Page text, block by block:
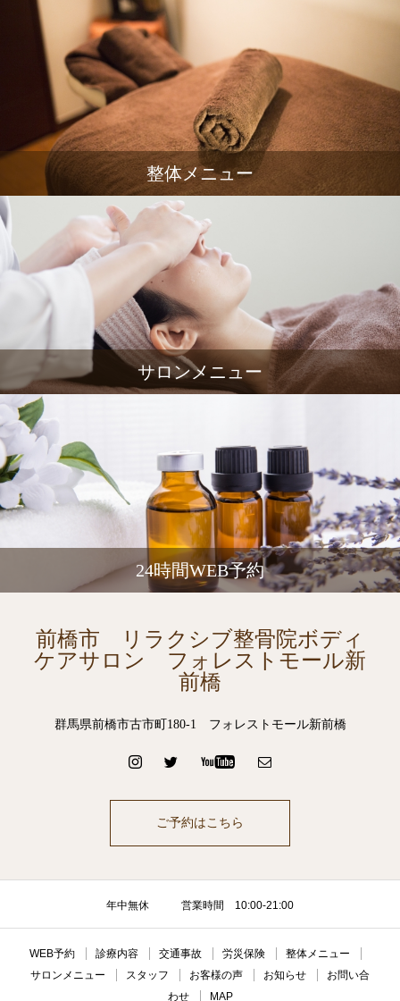
整体メニュー
サロンメニュー
24時間WEB予約
前橋市 リラクシブ整骨院ボディ
ケアサロン フォレストモール新
前橋
群馬県前橋市古市町180-1 フォレストモール新前橋
ご予約はこちら
年中無休 営業時間 10:00-21:00
WEB予約 診療内容 交通事故 労災保険
整体メニュー
サロンメニュー
スタッフ お客様の声 お知らせ
お問い合
わせ
MAP